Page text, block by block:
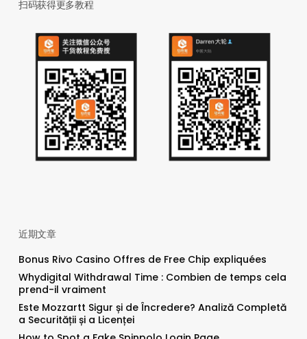
扫码获得更多教程
近期文章
Bonus Rivo Casino Offres de Free Chip expliquées
Whydigital Withdrawal Time : Combien de temps cela
prend-il vraiment
Este Mozzartt Sigur și de Încredere? Analiză Completă
a Securității și a Licenței